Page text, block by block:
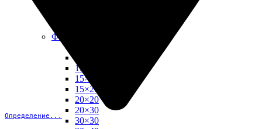
Определение...
Фото в рамке
13×18
15×15
15×20
20×20
20×30
30×30